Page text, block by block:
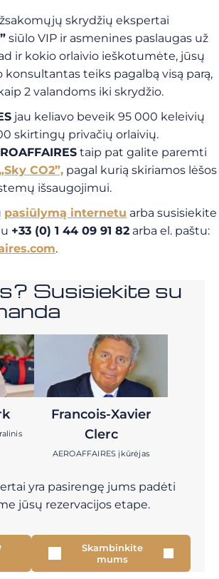
skrydžių ekspertai
siūlo VIP ir asmenines paslaugas už
ir kokio orlaivio ieškotumėte, jūsų
konsultantas teiks pagalbą visą parą,
2 valandoms iki skrydžio.
jau keliavo beveik 95 000 keleivių
skirtingų privačių orlaivių.
taip pat galite paremti
CO2”, pagal kurią skiriamos lėšos
išsaugojimui.
pasiūlymą internetu arba susisiekite
+33 (0) 1 44 09 91 82 arba el. paštu:
.
Susisiekite su
Francois-Xavier
Clerc
AEROAFFAIRES įkūrėjas
yra pasirengę jums padėti
jūsų rezervacijos etape.
Skambinkite
mums